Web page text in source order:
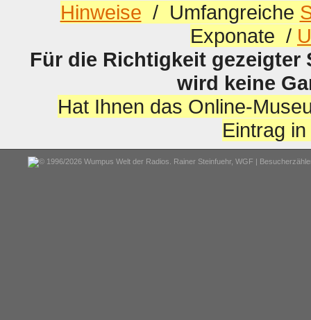
Hinweise / Umfangreiche
Exponate /
Für die Richtigkeit
wird keine
Hat Ihnen das Online-
Eintrag
© 1996/2026 Wumpus Welt der Radios. Rainer Steinfuehr, WGF |